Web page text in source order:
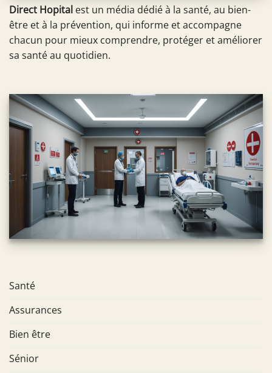
Direct Hopital est un média dédié à la santé, au bien-
être et à la prévention, qui informe et accompagne
chacun pour mieux comprendre, protéger et améliorer
sa santé au quotidien.
Santé
Assurances
Bien être
Sénior